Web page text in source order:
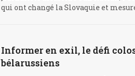
qui ont changé la Slovaquie et
Informer en exil, le défi
bélarussiens